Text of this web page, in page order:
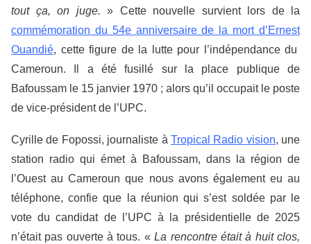
tout ça, on juge. » Cette nouvelle survient lors de la
commémoration du 54eanniversaire de la mort d’Ernest
Ouandié, cette figure de la lutte pour l’indépendance du
Cameroun. Il a été fusillé sur la place publique de
Bafoussam le 15 janvier 1970 ; alors qu’il occupait le poste
de vice-président de l’UPC.
Cyrille de Fopossi, journaliste à Tropical Radio vision, une
station radio qui émet à Bafoussam, dans la région de
l’Ouest au Cameroun que nous avons également eu au
téléphone, confie que la réunion qui s’est soldée par le
vote du candidat de l’UPC à la présidentielle de 2025
n’était pas ouverte à tous. «La rencontre était à huit clos,